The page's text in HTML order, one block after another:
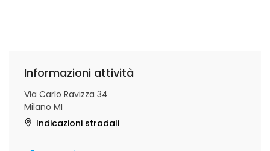
Informazioni attività
Via Carlo Ravizza 34
Milano MI
Indicazioni stradali